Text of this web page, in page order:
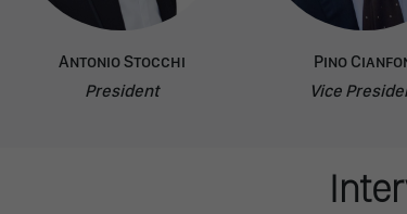
AntonioStocchi
President
PinoC
Vice